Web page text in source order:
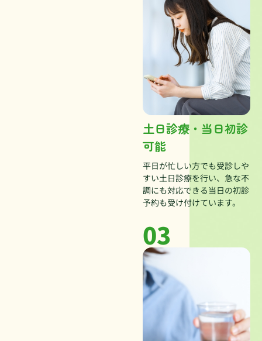
土日診療・当日初診
可能
平日が忙しい方でも受診しや
すい土日診療を行い、急な不
調にも対応できる当日の初診
予約も受け付けています。
03